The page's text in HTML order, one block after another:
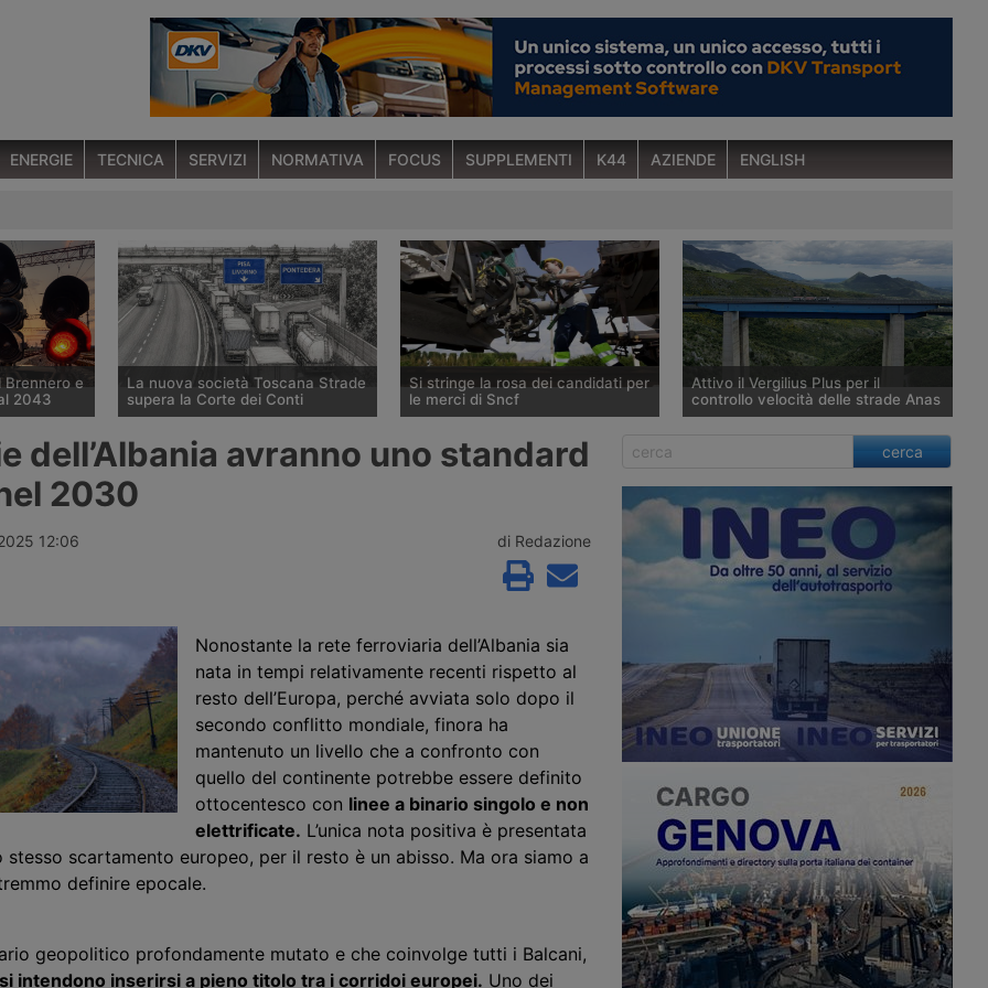
ENERGIE TECNICA SERVIZI NORMATIVA FOCUS SUPPLEMENTI K44 AZIENDE ENGLISH
Brennero e
2043
per i
dei
base del
La nuova società Toscana Strade
supera la Corte dei Conti
delibera che avvia la società
gestione della Fipili: attesi ora i
Si stringe la rosa dei candidati per
le merci di Sncf
una quota di minoranza in Rail
Křetínský, la tedesca Rhenus e un
fondo d’investimento non ancora
Attivo il Vergilius Plus per il
controllo velocità delle strade Anas
Il nuovo sistema di rilevamento
Vergilius Plus sviluppato da Anas e
dispositivo attivo dal 2012, controlla
la velocità media e istantanea dei
veicoli su 36 tratte stradali e
autostradali per complessivi 211
chilometri, in entrambe le direzioni di
marcia. Ecco dove è attivo.
dell’Albania avranno uno standard
2030
12:06 di Redazione
Nonostante la rete ferroviaria dell’Albania sia
nata in tempi relativamente recenti rispetto al
resto dell’Europa, perché avviata solo dopo il
secondo conflitto mondiale, finora ha
mantenuto un livello che a confronto con
quello del continente potrebbe essere definito
ottocentesco con linee a binario singolo e non
elettrificate. L’unica nota positiva è presentata
stesso scartamento europeo, per il resto è un abisso. Ma ora siamo a
definire epocale.
geopolitico profondamente mutato e che coinvolge tutti i Balcani,
intendono inserirsi a pieno titolo tra i corridoi europei. Uno dei
cerca